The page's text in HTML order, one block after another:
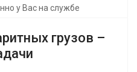
у Вас на службе
грузов –